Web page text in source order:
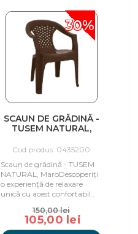
30%
SCAUN DE GRĂDINĂ -
TUSEM NATURAL,
Cod produs: 0435200
Scaun de grădină - TUSEM
NATURAL, MaroDescoperiți
o experiență de relaxare
unică cu acest confortabil
dintr-un 150,00 lei
105,00 lei